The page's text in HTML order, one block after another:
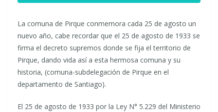
La comuna de Pirque conmemora cada 25 de agosto un
nuevo año, cabe recordar que el 25 de agosto de 1933 se
firma el decreto supremos donde se fija el territorio de
Pirque, dando vida así a esta hermosa comuna y su
historia, (comuna-subdelegación de Pirque en el
departamento de Santiago).
El 25 de agosto de 1933 por la Ley N° 5.229 del Ministerio